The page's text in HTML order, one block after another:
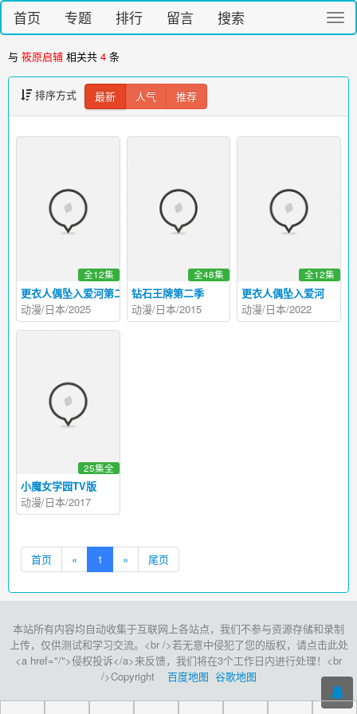
切
换
首页 专题 排行 留言 搜索
与 筱原启辅 相关共 4 条
排序方式 最新 人气 推荐
更衣人偶坠入爱河第二季
全12集
动漫/日本/2025
钻石王牌第二季
全48集
动漫/日本/2015
更衣人偶坠入爱河
全12集
动漫/日本/2022
小魔女学园TV版
25集全
动漫/日本/2017
首页 « 1 » 尾页
本站所有内容均自动收集于互联网上各站点，我们不参与资源存储和录制
上传，仅供测试和学习交流。<br />若无意中侵犯了您的版权，请点击此处
<a href="/">侵权投诉</a>来反馈，我们将在3个工作日内进行处理！<br
/>Copyright 百度地图 谷歌地图